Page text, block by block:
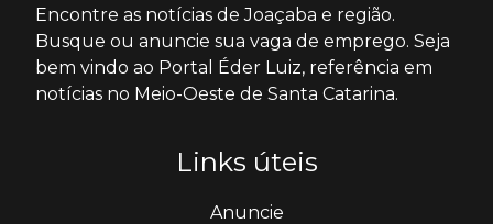
Encontre as notícias de Joaçaba e região.
Busque ou anuncie sua vaga de emprego. Seja
bem vindo ao Portal Éder Luiz, referência em
notícias no Meio-Oeste de Santa Catarina.
Links úteis
Anuncie